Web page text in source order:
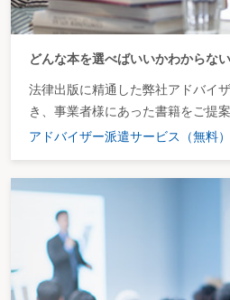
どんな本を選べばいいかわからな
法律出版に精通した弊社アドバイ
き、事業者様にあった書籍をご提
アドバイザー派遣サービス（無料）